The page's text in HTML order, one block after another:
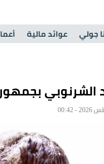
جولي عوائد مالية
الشرنوبي